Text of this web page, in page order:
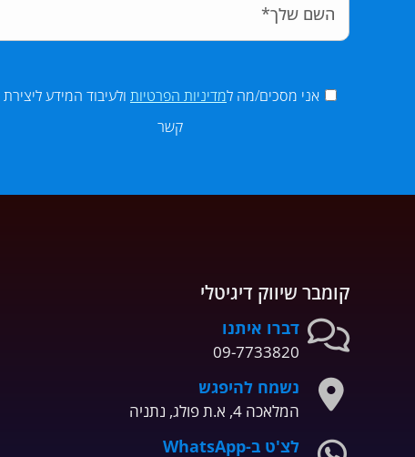
אני מסכים/מה למדיניות הפרטיות ולעיבוד המידע ליצירת
קשר
קומבר שיווק דיגיטלי
דברו איתנו
09-7733820
נשמח להיפגש
המלאכה 4, א.ת פולג, נתניה
לצ'ט ב-WhatsApp